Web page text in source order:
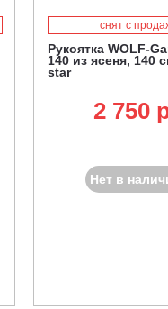
снят с
Рукоятка WOLF-
140 из ясеня, 140
star
2 750
Нет в